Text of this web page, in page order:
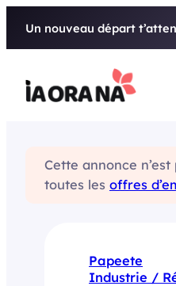
Un nouveau départ
Cette annonce
toutes les offres
Papeete
Industrie /